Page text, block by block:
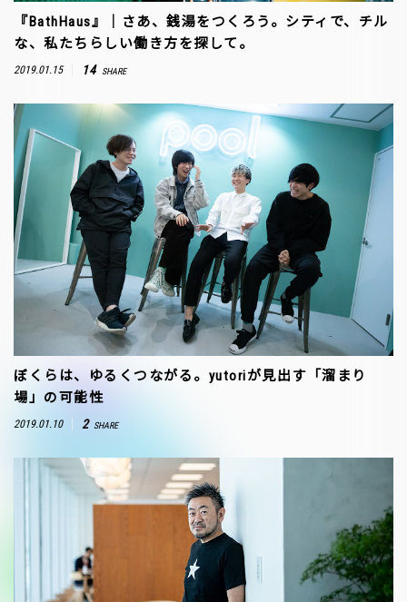
『BathHaus』｜さあ、銭湯をつくろう。シティで、チル
な、私たちらしい働き方を探して。
2019.01.15 14 SHARE
ぼくらは、ゆるくつながる。yutoriが見出す「溜まり
場」の可能性
2019.01.10 2 SHARE